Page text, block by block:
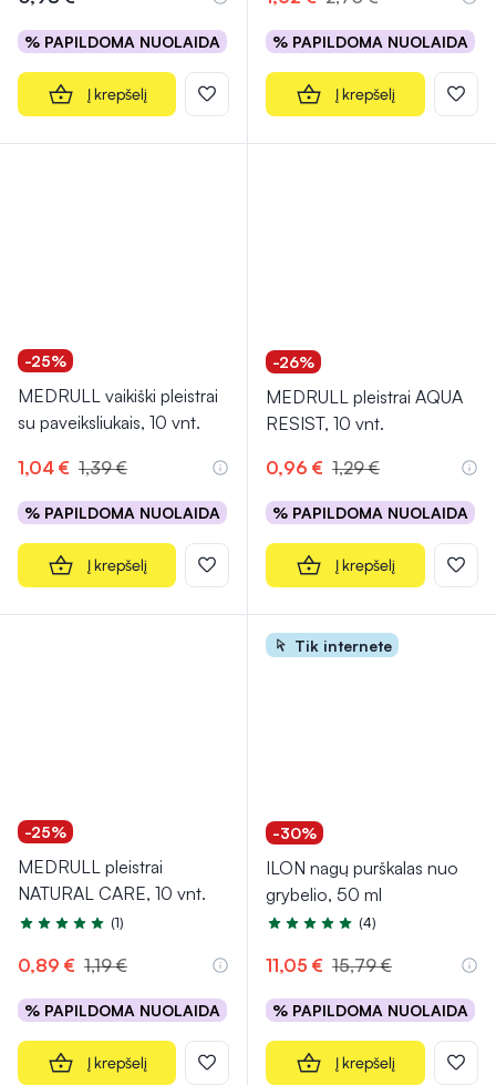
% PAPILDOMA NUOLAIDA
Į krepšelį
% PAPILDOMA NUOLAIDA
Į krepšelį
-25%
MEDRULL vaikiški pleistrai
su paveiksliukais, 10 vnt.
1,04 € 1,39 €
% PAPILDOMA NUOLAIDA
Į krepšelį
-26%
MEDRULL pleistrai AQUA
RESIST, 10 vnt.
0,96 € 1,29 €
% PAPILDOMA NUOLAIDA
Į krepšelį
-25%
MEDRULL pleistrai
NATURAL CARE, 10 vnt.
Įvertinimas 5.0 iš 5
(1)
0,89 € 1,19 €
% PAPILDOMA NUOLAIDA
Į krepšelį
Tik internete
-30%
ILON nagų purškalas nuo
grybelio, 50 ml
Įvertinimas 5.0 iš 5
(4)
11,05 € 15,79 €
% PAPILDOMA NUOLAIDA
Į krepšelį